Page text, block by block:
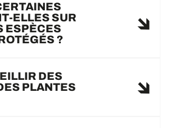
ELLES SUR
ESPÈCES
?
DES
PLANTES